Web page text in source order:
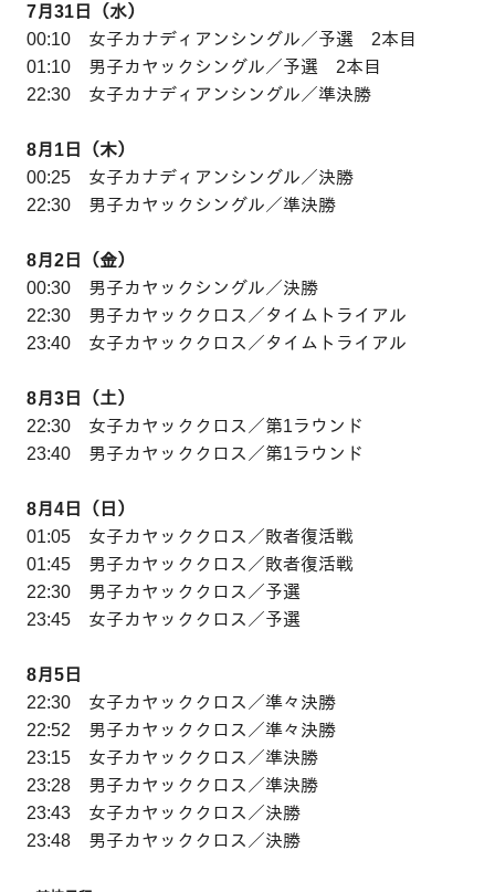
7月31日（水）
00:10 女子カナディアンシングル／予選 2本目
01:10 男子カヤックシングル／予選 2本目
22:30 女子カナディアンシングル／準決勝
8月1日（木）
00:25 女子カナディアンシングル／決勝
22:30 男子カヤックシングル／準決勝
8月2日（金）
00:30 男子カヤックシングル／決勝
22:30 男子カヤッククロス／タイムトライアル
23:40 女子カヤッククロス／タイムトライアル
8月3日（土）
22:30 女子カヤッククロス／第1ラウンド
23:40 男子カヤッククロス／第1ラウンド
8月4日（日）
01:05 女子カヤッククロス／敗者復活戦
01:45 男子カヤッククロス／敗者復活戦
22:30 男子カヤッククロス／予選
23:45 女子カヤッククロス／予選
8月5日
22:30 女子カヤッククロス／準々決勝
22:52 男子カヤッククロス／準々決勝
23:15 女子カヤッククロス／準決勝
23:28 男子カヤッククロス／準決勝
23:43 女子カヤッククロス／決勝
23:48 男子カヤッククロス／決勝